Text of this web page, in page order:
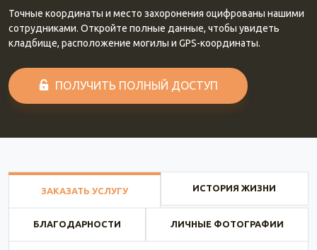
Точные координаты и место захоронения оцифрованы нашими
сотрудниками. Откройте полные данные, чтобы увидеть
кладбище, расположение могилы и GPS-координаты.
ПОЛУЧИТЬ ПОЛНЫЙ ДОСТУП
ЗАКАЗАТЬ УСЛУГУ ИСТОРИЯ ЖИЗНИ
БЛАГОДАРНОСТИ ЛИЧНЫЕ ФОТОГРАФИИ